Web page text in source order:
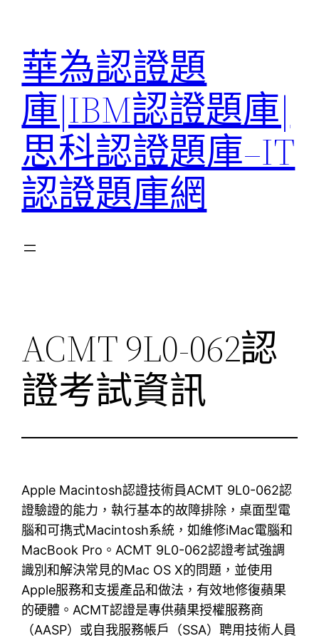
華為認證題
庫|IBM認證題庫|
思科認證題庫–IT
認證題庫網
ACMT 9L0-062認
證考試資訊
Apple Macintosh認證技術員ACMT 9L0-062認
證驗證的能力，執行基本的故障排除，桌面型電
腦和可擕式Macintosh系統，如維修iMac電腦和
MacBook Pro。ACMT 9L0-062認證考試強調
識別和解決常見的Mac OS X的問題，並使用
Apple服務和支援產品和做法，有效地修復蘋果
的硬體。ACMT認證是專供蘋果授權服務商
（AASP）或自我服務帳戶（SSA）聘用技術人員